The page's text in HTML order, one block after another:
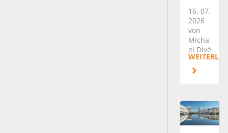
16. 07.
2026
von
Micha
el Divé